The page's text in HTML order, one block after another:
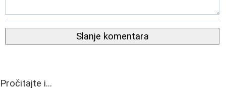
Slanje komentara
Pročitajte i...